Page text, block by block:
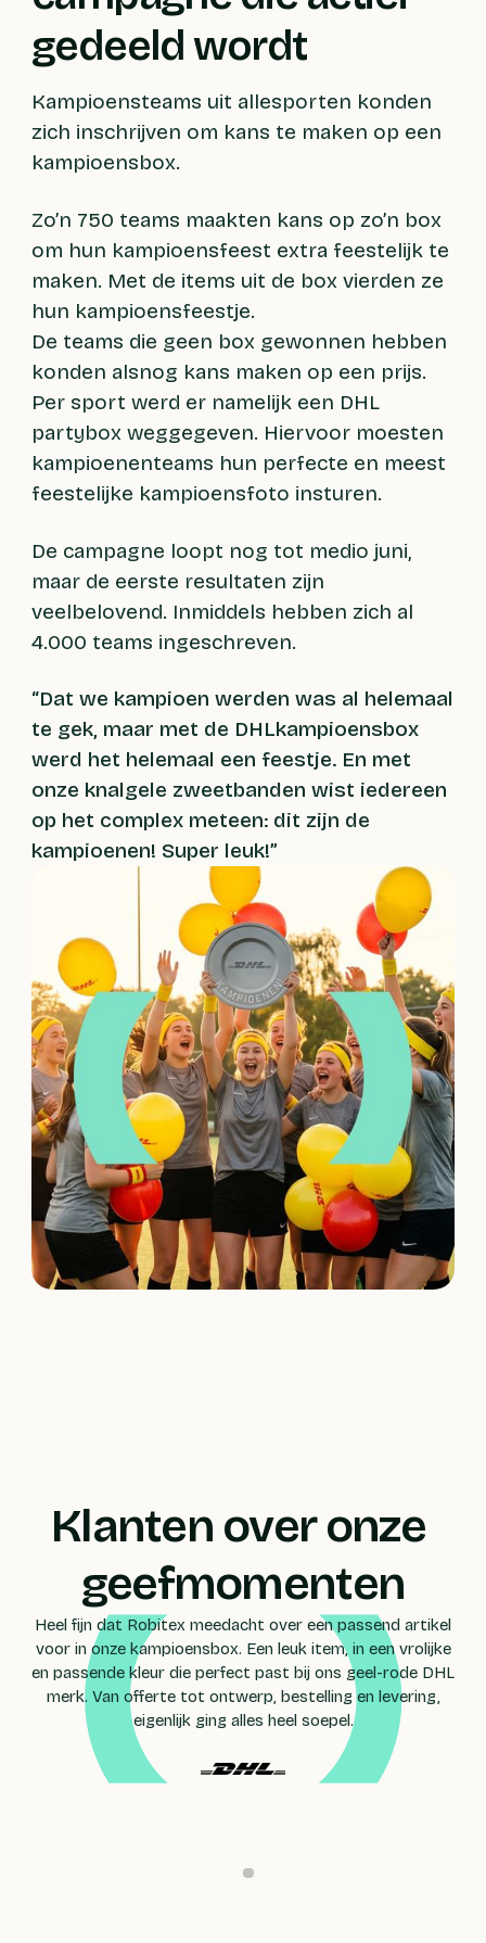
gedeeld wordt
Kampioensteams uit allesporten konden
zich inschrijven om kans te maken op een
kampioensbox.
Zo’n 750 teams maakten kans op zo’n box
om hun kampioensfeest extra feestelijk te
maken. Met de items uit de box vierden ze
hun kampioensfeestje.
De teams die geen box gewonnen hebben
konden alsnog kans maken op een prijs.
Per sport werd er namelijk een DHL
partybox weggegeven. Hiervoor moesten
kampioenenteams hun perfecte en meest
feestelijke kampioensfoto insturen.
De campagne loopt nog tot medio juni,
maar de eerste resultaten zijn
veelbelovend. Inmiddels hebben zich al
4.000 teams ingeschreven.
“Dat we kampioen werden was al helemaal
te gek, maar met de DHLkampioensbox
werd het helemaal een feestje. En met
onze knalgele zweetbanden wist iedereen
op het complex meteen: dit zijn de
kampioenen! Super leuk!”
Klanten over onze
geefmomenten
Heel fijn dat Robitex meedacht over een passend artikel
voor in onze kampioensbox. Een leuk item, in een vrolijke
en passende kleur die perfect past bij ons geel-rode DHL
merk. Van offerte tot ontwerp, bestelling en levering,
eigenlijk ging alles heel soepel.